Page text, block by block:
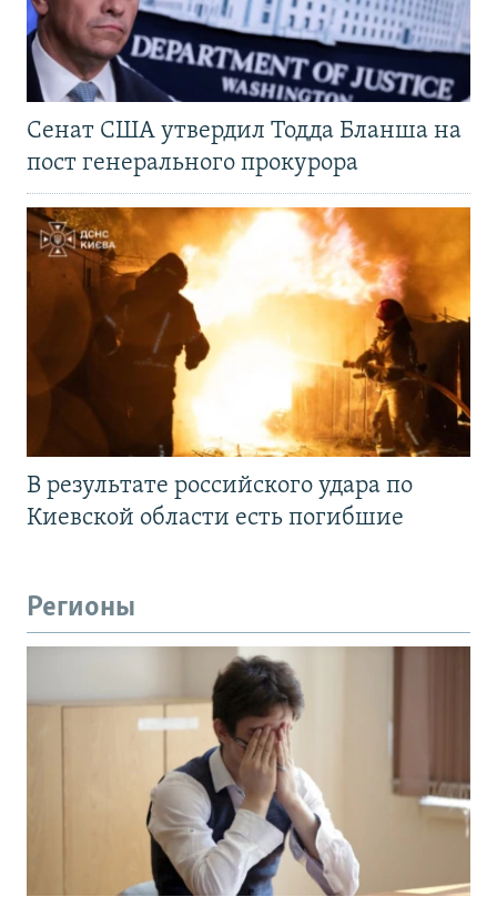
Сенат США утвердил Тодда Бланша на
пост генерального прокурора
В результате российского удара по
Киевской области есть погибшие
Регионы